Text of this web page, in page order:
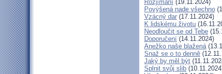
Rozjímání (19.11.2024)
Povýšená nade všechno
Vzácný dar (17.11.2024)
K lidskému životu
Neodloučit se od Tebe
Doporučení (14.11.2024)
Anežko naše blažená
Snaž se o to denně
Jaký by měl být
Splnit svůj slib